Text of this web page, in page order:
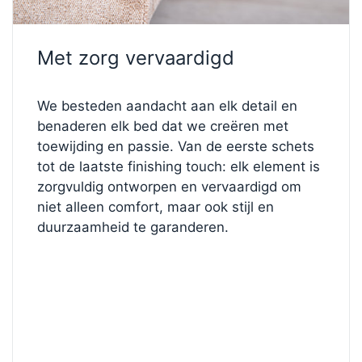
comfort nauwkeurig en gemakkelijk aanpassen.
FL1 verchroomde metalen poten (10 cm)
het ontwerp af met een moderne, gepolijste look en
structuur.
Stijlvol, duurzaam en ontworpen voor alledaags
luxe: dit eenpersoonsbed biedt alles wat u nodig
hebt voor een herstellende, persoonlijke slaap.
Maak het jouw eigen
Met zorg vervaardigd
We besteden aandacht aan elk detail en
benaderen elk bed dat we creëren met
toewijding en passie. Van de eerste schets
tot de laatste finishing touch: elk element is
zorgvuldig ontworpen en vervaardigd om
niet alleen comfort, maar ook stijl en
duurzaamheid te garanderen.